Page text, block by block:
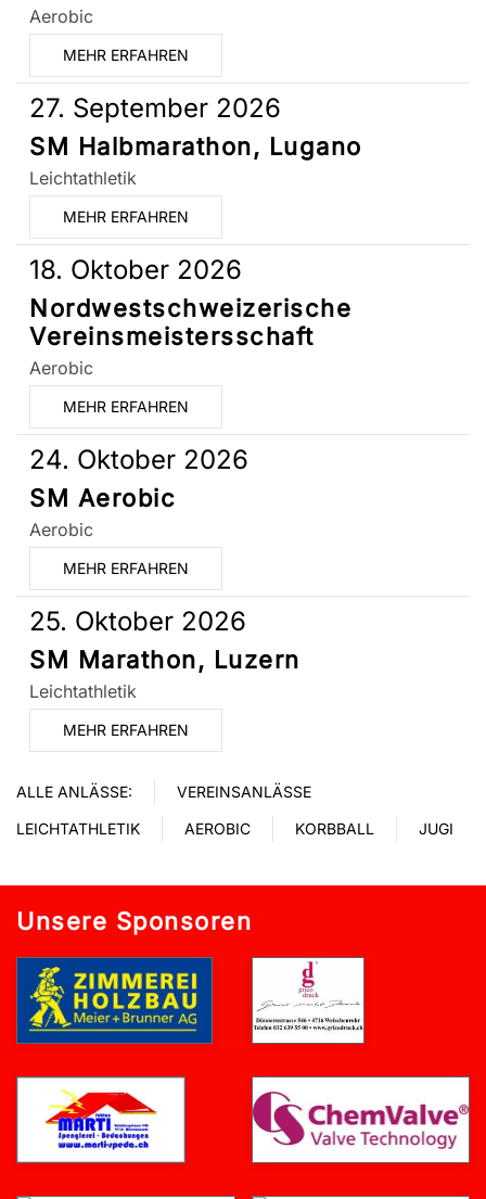
Aerobic
MEHR ERFAHREN
27. September 2026
SM Halbmarathon, Lugano
Leichtathletik
MEHR ERFAHREN
18. Oktober 2026
Nordwestschweizerische
Vereinsmeistersschaft
Aerobic
MEHR ERFAHREN
24. Oktober 2026
SM Aerobic
Aerobic
MEHR ERFAHREN
25. Oktober 2026
SM Marathon, Luzern
Leichtathletik
MEHR ERFAHREN
ALLE ANLÄSSE:
VEREINSANLÄSSE
LEICHTATHLETIK
AEROBIC KORBBALL JUGI
Unsere Sponsoren